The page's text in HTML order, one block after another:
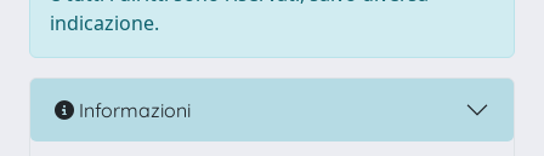
indicazione.
Informazioni